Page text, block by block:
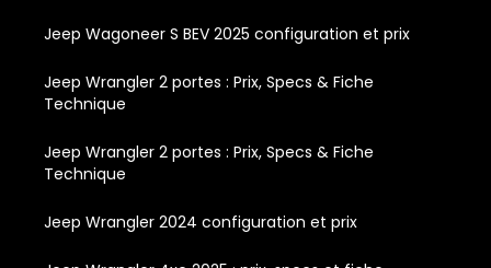
Jeep Wagoneer S BEV 2025 configuration et prix
Jeep Wrangler 2 portes : Prix, Specs & Fiche
Technique
Jeep Wrangler 2 portes : Prix, Specs & Fiche
Technique
Jeep Wrangler 2024 configuration et prix